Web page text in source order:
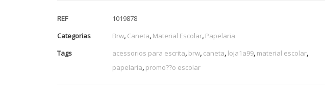
REF
1019878
Categorias
Brw, Caneta, Material Escolar, Papelaria
Tags
acessorios para escrita, brw, caneta, loja1a99, material escolar,
papelaria, promo??o escolar